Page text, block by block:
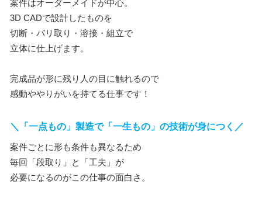
案件はオーダーメイドが中心。
3D CADで設計したものを
切断・バリ取り・溶接・組立で
立体に仕上げます。
完成品が形に残り人の目に触れるので
感動ややりがいを持てる仕事です！
＼「一点もの」製造で「一生もの」の技術が身につく／
案件ごとに形も条件も異なるため
毎回「段取り」と「工夫」が
必要になるのがこの仕事の面白さ。